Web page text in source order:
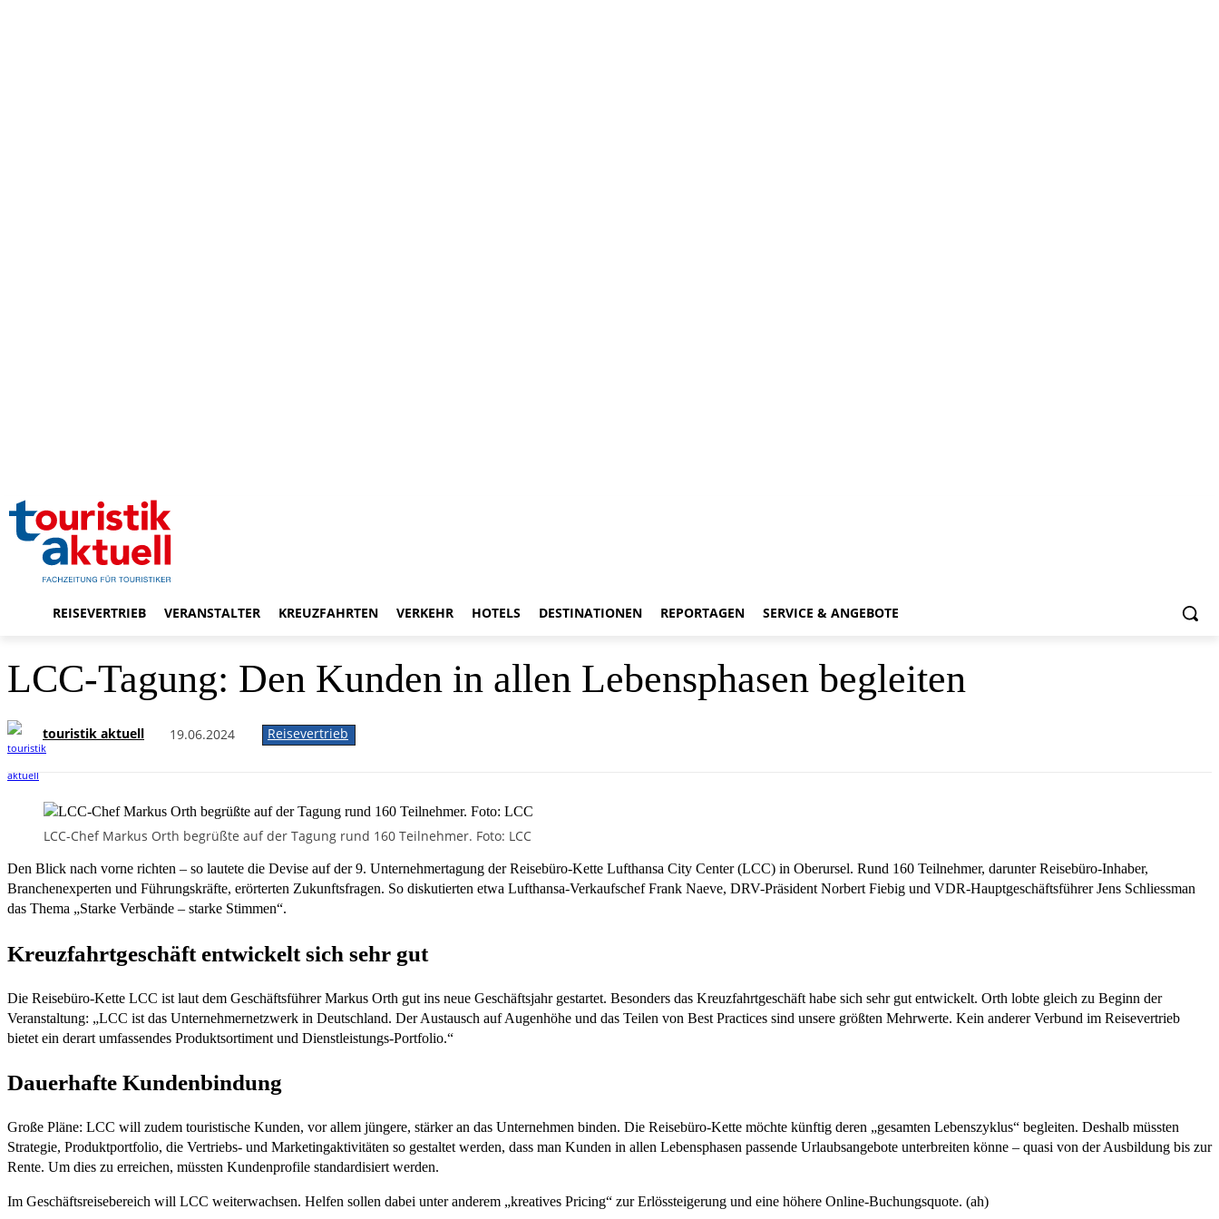
REISEVERTRIEB VERANSTALTER KREUZFAHRTEN VERKEHR HOTELS DESTINATIONEN REPORTAGEN SERVICE & ANGEBOTE
LCC-Tagung: Den Kunden in allen Lebensphasen begleiten
touristik aktuell 19.06.2024 Reisevertrieb
LCC-Chef Markus Orth begrüßte auf der Tagung rund 160 Teilnehmer. Foto: LCC
Den Blick nach vorne richten – so lautete die Devise auf der 9. Unternehmertagung der Reisebüro-Kette Lufthansa City Center (LCC) in Oberursel. Rund 160 Teilnehmer, darunter Reisebüro-Inhaber,
Branchenexperten und Führungskräfte, erörterten Zukunftsfragen. So diskutierten etwa Lufthansa-Verkaufschef Frank Naeve, DRV-Präsident Norbert Fiebig und VDR-Hauptgeschäftsführer Jens Schliessman
das Thema „Starke Verbände – starke Stimmen“.
Kreuzfahrtgeschäft entwickelt sich sehr gut
Die Reisebüro-Kette LCC ist laut dem Geschäftsführer Markus Orth gut ins neue Geschäftsjahr gestartet. Besonders das Kreuzfahrtgeschäft habe sich sehr gut entwickelt. Orth lobte gleich zu Beginn der
Veranstaltung: „LCC ist das Unternehmernetzwerk in Deutschland. Der Austausch auf Augenhöhe und das Teilen von Best Practices sind unsere größten Mehrwerte. Kein anderer Verbund im Reisevertrieb
bietet ein derart umfassendes Produktsortiment und Dienstleistungs-Portfolio.“
Dauerhafte Kundenbindung
Große Pläne: LCC will zudem touristische Kunden, vor allem jüngere, stärker an das Unternehmen binden. Die Reisebüro-Kette möchte künftig deren „gesamten Lebenszyklus“ begleiten. Deshalb müssten
Strategie, Produktportfolio, die Vertriebs- und Marketingaktivitäten so gestaltet werden, dass man Kunden in allen Lebensphasen passende Urlaubsangebote unterbreiten könne – quasi von der Ausbildung bis zur
Rente. Um dies zu erreichen, müssten Kundenprofile standardisiert werden.
Im Geschäftsreisebereich will LCC weiterwachsen. Helfen sollen dabei unter anderem „kreatives Pricing“ zur Erlössteigerung und eine höhere Online-Buchungsquote. (ah)